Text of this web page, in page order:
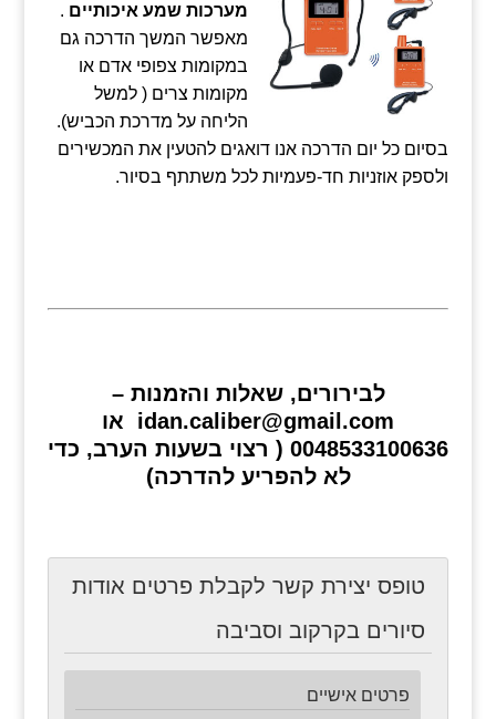
מערכות שמע איכותיים .
מאפשר המשך הדרכה גם
במקומות צפופי אדם או
מקומות צרים ( למשל
הליחה על מדרכת הכביש).
בסיום כל יום הדרכה אנו דואגים להטעין את המכשירים
ולספק אוזניות חד-פעמיות לכל משתתף בסיור.
לבירורים, שאלות והזמנות –
idan.caliber@gmail.com או
0048533100636 ( רצוי בשעות הערב, כדי
לא להפריע להדרכה)
טופס יצירת קשר לקבלת פרטים אודות
סיורים בקרקוב וסביבה
פרטים אישיים